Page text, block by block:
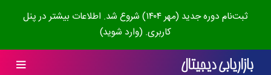
ثبت‌نام دوره جدید (مهر ۱۴۰۴) شروع شد. اطلاعات بیشتر در پنل
کاربری. (وارد شوید)